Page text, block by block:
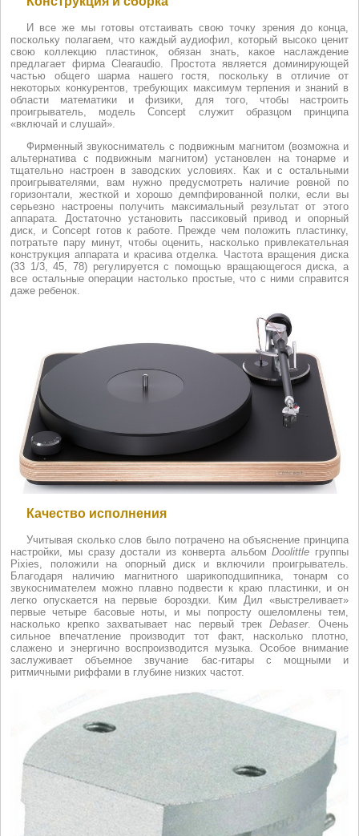
И все же мы готовы отстаивать свою точку зрения до конца,
поскольку полагаем, что каждый аудиофил, который высоко ценит
свою коллекцию пластинок, обязан знать, какое наслаждение
предлагает фирма Clearaudio. Простота является доминирующей
частью общего шарма нашего гостя, поскольку в отличие от
некоторых конкурентов, требующих максимум терпения и знаний в
области математики и физики, для того, чтобы настроить
проигрыватель, модель Concept служит образцом принципа
«включай и слушай».
Фирменный звукосниматель с подвижным магнитом (возможна и
альтернатива с подвижным магнитом) установлен на тонарме и
тщательно настроен в заводских условиях. Как и с остальными
проигрывателями, вам нужно предусмотреть наличие ровной по
горизонтали, жесткой и хорошо демпфированной полки, если вы
серьезно настроены получить максимальный результат от этого
аппарата. Достаточно установить пассиковый привод и опорный
диск, и Concept готов к работе. Прежде чем положить пластинку,
потратьте пару минут, чтобы оценить, насколько привлекательная
конструкция аппарата и красива отделка. Частота вращения диска
(33 1/3, 45, 78) регулируется с помощью вращающегося диска, а
все остальные операции настолько простые, что с ними справится
даже ребенок.
Качество исполнения
Учитывая сколько слов было потрачено на объяснение принципа
настройки, мы сразу достали из конверта альбомDoolittle группы
Pixies, положили на опорный диск и включили проигрыватель.
Благодаря наличию магнитного шарикоподшипника, тонарм со
звукоснимателем можно плавно подвести к краю пластинки, и он
легко опускается на первые бороздки. Ким Дил «выстреливает»
первые четыре басовые ноты, и мы попросту ошеломлены тем,
насколько крепко захватывает нас первый трек Debaser. Очень
сильное впечатление производит тот факт, насколько плотно,
слажено и энергично воспроизводится музыка. Особое внимание
заслуживает объемное звучание бас-гитары с мощными и
ритмичными риффами в глубине низких частот.